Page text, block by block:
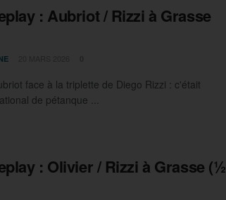
: Aubriot / Rizzi à Grasse
face à la triplette de Diego Rizzi : c'était
de pétanque ...
: Olivier / Rizzi à Grasse (½